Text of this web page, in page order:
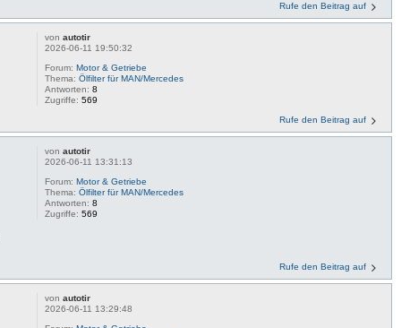
Rufe den Beitrag auf
vonautotir
2026-06-11 19:50:32
Forum:Motor & Getriebe
Thema:Ölfilter für MAN/Mercedes
Antworten:8
Zugriffe:569
Rufe den Beitrag auf
vonautotir
2026-06-11 13:31:13
Forum:Motor & Getriebe
Thema:Ölfilter für MAN/Mercedes
Antworten:8
Zugriffe:569
Rufe den Beitrag auf
vonautotir
2026-06-11 13:29:48